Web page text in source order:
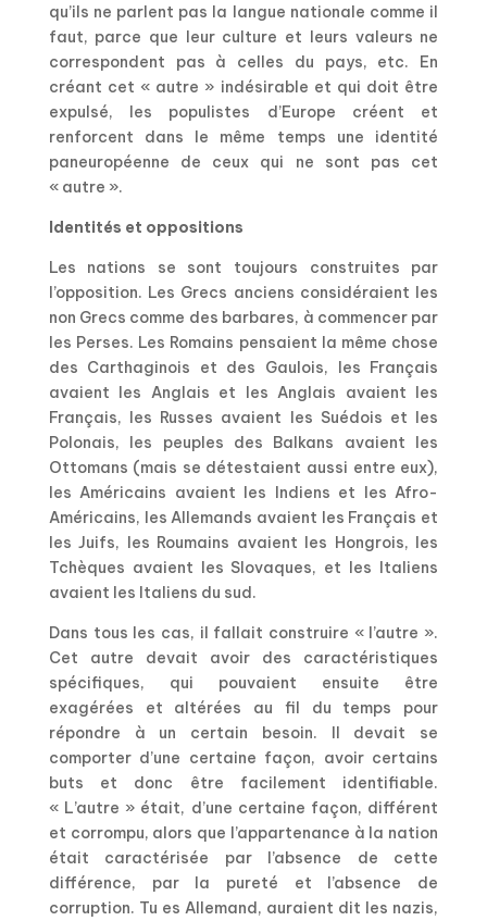
qu’ils ne parlent pas la langue nationale comme il
faut, parce que leur culture et leurs valeurs ne
correspondent pas à celles du pays, etc. En
créant cet « autre » indésirable et qui doit être
expulsé, les populistes d’Europe créent et
renforcent dans le même temps une identité
paneuropéenne de ceux qui ne sont pas cet
« autre ».
Identités et oppositions
Les nations se sont toujours construites par
l’opposition. Les Grecs anciens considéraient les
non Grecs comme des barbares, à commencer par
les Perses. Les Romains pensaient la même chose
des Carthaginois et des Gaulois, les Français
avaient les Anglais et les Anglais avaient les
Français, les Russes avaient les Suédois et les
Polonais, les peuples des Balkans avaient les
Ottomans (mais se détestaient aussi entre eux),
les Américains avaient les Indiens et les Afro-
Américains, les Allemands avaient les Français et
les Juifs, les Roumains avaient les Hongrois, les
Tchèques avaient les Slovaques, et les Italiens
avaient les Italiens du sud.
Dans tous les cas, il fallait construire « l’autre ».
Cet autre devait avoir des caractéristiques
spécifiques, qui pouvaient ensuite être
exagérées et altérées au fil du temps pour
répondre à un certain besoin. Il devait se
comporter d’une certaine façon, avoir certains
buts et donc être facilement identifiable.
« L’autre » était, d’une certaine façon, différent
et corrompu, alors que l’appartenance à la nation
était caractérisée par l’absence de cette
différence, par la pureté et l’absence de
corruption. Tu es Allemand, auraient dit les nazis,